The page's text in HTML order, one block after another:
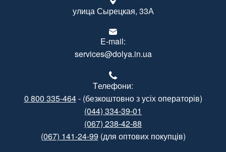
улица Сырецкая, 33А
E-mail:
services@dolya.in.ua
Tелефони:
0 800 335-464- (безкоштовно з усіх операторів)
(044) 334-39-01
(067) 238-42-88
(067) 141-24-99 (для оптових покупців)